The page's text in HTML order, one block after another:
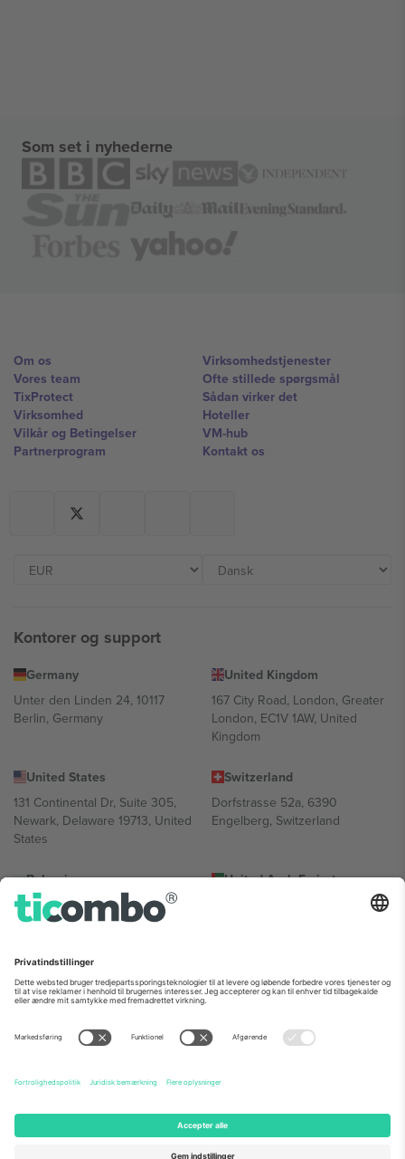
Som set i nyhederne
Om os
Vores team
TixProtect
Virksomhed
Vilkår og Betingelser
Partnerprogram
Virksomhedstjenester
Ofte stillede spørgsmål
Sådan virker det
Hoteller
VM-hub
Kontakt os
Kontorer og support
Germany
Unter den Linden 24, 10117
Berlin, Germany
United Kingdom
167 City Road, London, Greater
London, EC1V 1AW, United
Kingdom
United States
131 Continental Dr, Suite 305,
Newark, Delaware 19713, United
States
Switzerland
Dorfstrasse 52a, 6390
Engelberg, Switzerland
Bulgaria
Regus Sofia City West, bul
Totleben 53-55, 1606 Sofia,
United Arab Emirates
UAE Dubai Silicon Oasis, DDP
Mexico
Av Chapultepec 360, Roma
Norte, Cuauhtémoc, 06700
Ciudad de México, CDMX,
sted, begivenhed og/eller domæne. For detaljer se den specifikke
begivenhedsside, tryk og vilkår.,Virksomhed
Ticombo. Alle rettigheder forbeholdes.